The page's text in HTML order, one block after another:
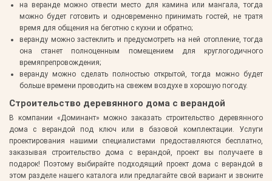
на веранде можно отвести место для камина или мангала, тогда
можно будет готовить и одновременно принимать гостей, не тратя
время для общения на беготню с кухни и обратно;
веранду можно застеклить и предусмотреть на ней отопление, тогда
она станет полноценным помещением для круглогодичного
времяпрепровождения;
веранду можно сделать полностью открытой, тогда можно будет
больше времени проводить на свежем воздухе в хорошую погоду.
Строительство деревянного дома с верандой
В компании «Доминант» можно заказать строительство деревянного
дома с верандой под ключ или в базовой комплектации. Услуги
проектирования нашими специалистами предоставляются бесплатно,
заказывая строительство дома с верандой, проект вы получаете в
подарок! Поэтому выбирайте подходящий проект дома с верандой в
этом разделе нашего каталога или предлагайте свой вариант и звоните